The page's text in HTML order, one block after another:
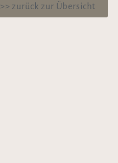
>> zurück zur Übersicht